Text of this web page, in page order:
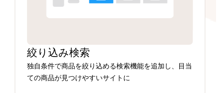
絞り込み検索
独自条件で商品を絞り込める検索機能を追加し、目当
ての商品が見つけやすいサイトに